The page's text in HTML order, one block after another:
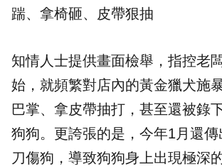
踹、拿椅砸、皮帶狠抽
知情人士提供畫面檢舉，指控老
始，就頻繁對店內的黃金獵犬施
巴掌、拿皮帶抽打，甚至還被錄
狗狗。更誇張的是，今年1月還
刀傷狗，導致狗狗身上出現極深